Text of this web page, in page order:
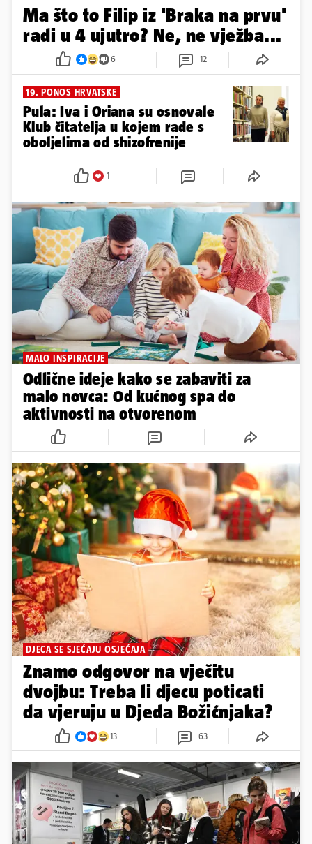
Ma što to Filip iz 'Braka na prvu'
radi u 4 ujutro? Ne, ne vježba...
6 12
19. PONOS HRVATSKE
Pula: Iva i Oriana su osnovale
Klub čitatelja u kojem rade s
oboljelima od shizofrenije
1
MALO INSPIRACIJE
Odlične ideje kako se zabaviti za
malo novca: Od kućnog spa do
aktivnosti na otvorenom
DJECA SE SJEĆAJU OSJEĆAJA
Znamo odgovor na vječitu
dvojbu: Treba li djecu poticati
da vjeruju u Djeda Božićnjaka?
13 63